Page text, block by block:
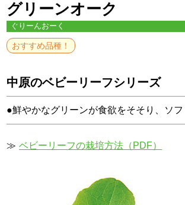
グリーンオーク
ぐりーんおーく
おすすめ品種！
中原のベビーリーフシリーズ
●鮮やかなグリーンが食欲をそそり、ソフ
≫ ベビーリーフの栽培方法（PDF）